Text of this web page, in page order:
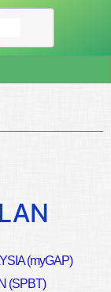
(myGAP)
(SPBT)